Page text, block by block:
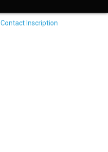
Contact Inscription